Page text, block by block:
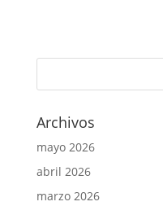
Archivos
mayo 2026
abril 2026
marzo 2026